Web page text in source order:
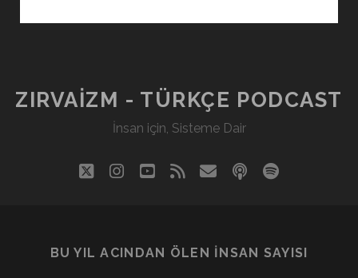
ZIRVAIZM - TÜRKÇE PODCAST
İnsan için, Sisteme Dair
twitterinstagram
youtube
rss epostapodcastspotify
BU YIL ACINDAN ÖLEN İNSAN SAYISI